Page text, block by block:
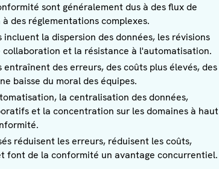
sont généralement dus à des flux de
des réglementations complexes.
la dispersion des données, les révisions
collaboration et la résistance à l'automatisation.
entraînent des erreurs, des coûts plus élevés, des
baisse du moral des équipes.
la centralisation des données,
et la concentration sur les domaines à haut
réduisent les erreurs, réduisent les coûts,
font de la conformité un avantage concurrentiel.